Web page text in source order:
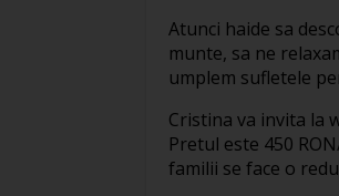
Atunci haide sa
munte, sa ne
umplem sufletele
Cristina va invita la
Pretul este 450
familii se face o